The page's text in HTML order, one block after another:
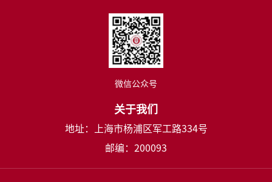
微信公众号
关于我们
地址：上海市杨浦区军工路334号
邮编：200093